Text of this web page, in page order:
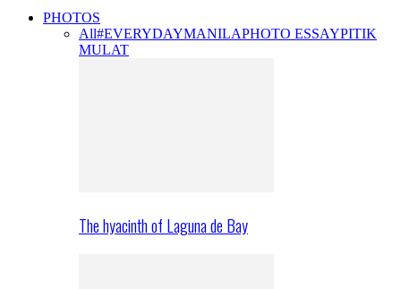
PHOTOS
All#EVERYDAYMANILAPHOTO ESSAYPITIK
MULAT
The hyacinth of Laguna de Bay